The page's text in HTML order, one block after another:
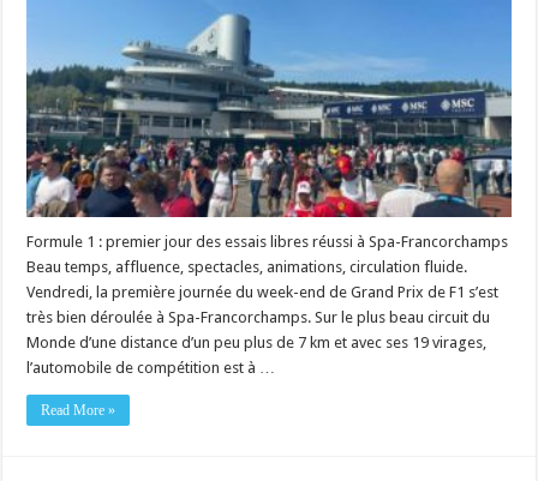
Formule 1 : premier jour des essais libres réussi à Spa-Francorchamps
Beau temps, affluence, spectacles, animations, circulation fluide.
Vendredi, la première journée du week-end de Grand Prix de F1 s’est
très bien déroulée à Spa-Francorchamps. Sur le plus beau circuit du
Monde d’une distance d’un peu plus de 7 km et avec ses 19 virages,
l’automobile de compétition est à …
Read More »